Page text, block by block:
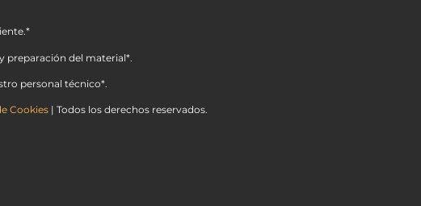
preparación del material*.
personal técnico*.
Cookies| Todos los derechos reservados.